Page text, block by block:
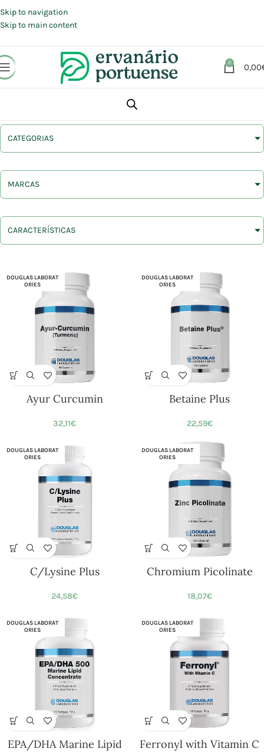
Skip to navigation
Skip to main content
0 0,00
CATEGORIAS
MARCAS
CARACTERÍSTICAS
DOUGLAS LABORAT
ORIES
Ayur Curcumin
32,11€
DOUGLAS LABORAT
ORIES
Betaine Plus
22,59€
DOUGLAS LABORAT
ORIES
C/Lysine Plus
24,58€
DOUGLAS LABORAT
ORIES
Chromium Picolinate
18,07€
DOUGLAS LABORAT
ORIES
EPA/DHA Marine Lipid
DOUGLAS LABORAT
ORIES
Ferronyl with Vitamin C